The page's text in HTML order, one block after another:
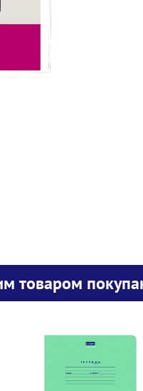
товаром